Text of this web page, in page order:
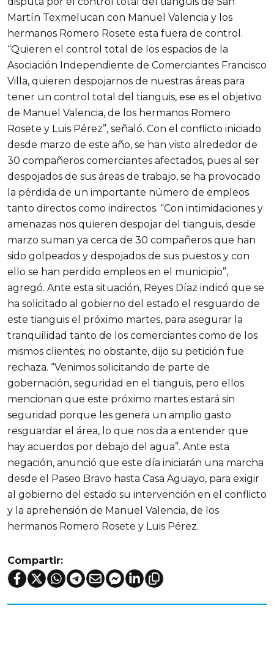
Martín Texmelucan con Manuel Valencia y los
hermanos Romero Rosete esta fuera de control.
“Quieren el control total de los espacios de la
Asociación Independiente de Comerciantes Francisco
Villa, quieren despojarnos de nuestras áreas para
tener un control total del tianguis, ese es el objetivo
de Manuel Valencia, de los hermanos Romero
Rosete y Luis Pérez”, señaló. Con el conflicto iniciado
desde marzo de este año, se han visto alrededor de
30 compañeros comerciantes afectados, pues al ser
despojados de sus áreas de trabajo, se ha provocado
la pérdida de un importante número de empleos
tanto directos como indirectos. “Con intimidaciones y
amenazas nos quieren despojar del tianguis, desde
marzo suman ya cerca de 30 compañeros que han
sido golpeados y despojados de sus puestos y con
ello se han perdido empleos en el municipio”,
agregó. Ante esta situación, Reyes Díaz indicó que se
ha solicitado al gobierno del estado el resguardo de
este tianguis el próximo martes, para asegurar la
tranquilidad tanto de los comerciantes como de los
mismos clientes; no obstante, dijo su petición fue
rechaza. “Venimos solicitando de parte de
gobernación, seguridad en el tianguis, pero ellos
mencionan que este próximo martes estará sin
seguridad porque les genera un amplio gasto
resguardar el área, lo que nos da a entender que
hay acuerdos por debajo del agua”. Ante esta
negación, anunció que este día iniciarán una marcha
desde el Paseo Bravo hasta Casa Aguayo, para exigir
al gobierno del estado su intervención en el conflicto
y la aprehensión de Manuel Valencia, de los
hermanos Romero Rosete y Luis Pérez.
Compartir: